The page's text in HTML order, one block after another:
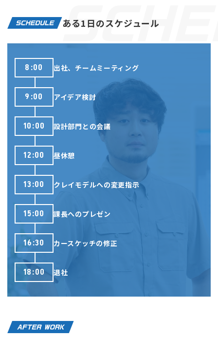
ある1日のスケジュール
8:00 出社、チームミーティング
9:00 アイデア検討
10:00 設計部門との会議
12:00 昼休憩
13:00 クレイモデルへの変更指示
15:00 課長へのプレゼン
16:30 カースケッチの修正
18:00 退社